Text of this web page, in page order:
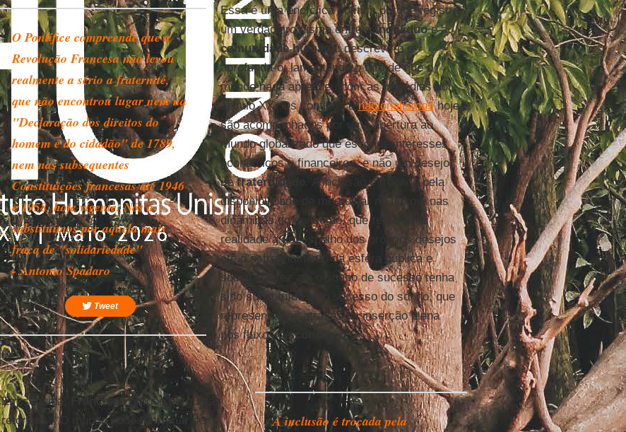
O Pontífice compreende que a
Revolução Francesa não levou
realmente a sério a fraternité,
que não encontrou lugar nem na
"Declaração dos direitos do
homem e do cidadão" de 1789,
nem nas subsequentes
Constituições francesas até 1946
e 1958, hoje vigente. Nós a
substituímos por aquela mais
fraca de "solidariedade"
- Antonio Spadaro
Tweet
Essa é uma encíclica política porque registra
um verdadeiro cisma entre oindivíduoe a
comunidade humana: descreve-o e
aprofunda-o, lamentando o fato de que o
mundo nada aprendeu com as tragédias do
século XX. Os conflitos enacionalismoshoje
são acompanhados por uma abertura ao
mundo globalizado que esconde interesses
econômicos e financeiros, e não um desejo
defraternidade
. A inclusão é trocada pela
disponibilidade de mergulhar no fluxo e nas
dinâmicas do consumo, que reduzem a
realidade a um espelho dos próprios desejos
até o estranhamento da esfera pública e
social. Talvez até o sonho de sucesso tenha
sido substituído pelo sucesso do sonho, que
representamos através da inserção plena
nos fluxos deconsumo.
A inclusão é trocada pela
Em seguida, Franciscopropõe perguntas
retóricas: “O mundo pode funcionar sem